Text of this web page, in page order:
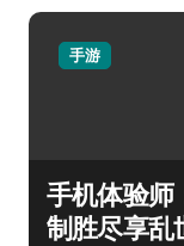
手游
手机体验师
制胜尽享乱